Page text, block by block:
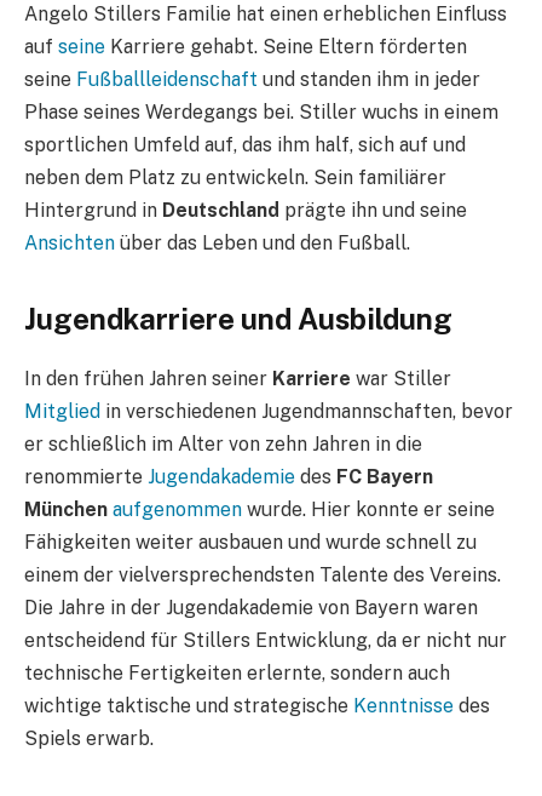
Angelo Stillers Familie hat einen erheblichen Einfluss
auf seine Karriere gehabt. Seine Eltern förderten
seine Fußballleidenschaft und standen ihm in jeder
Phase seines Werdegangs bei. Stiller wuchs in einem
sportlichen Umfeld auf, das ihm half, sich auf und
neben dem Platz zu entwickeln. Sein familiärer
Hintergrund in Deutschland prägte ihn und seine
Ansichten über das Leben und den Fußball.
Jugendkarriere und Ausbildung
In den frühen Jahren seiner Karriere war Stiller
Mitglied in verschiedenen Jugendmannschaften, bevor
er schließlich im Alter von zehn Jahren in die
renommierte Jugendakademie des FC Bayern
München aufgenommen wurde. Hier konnte er seine
Fähigkeiten weiter ausbauen und wurde schnell zu
einem der vielversprechendsten Talente des Vereins.
Die Jahre in der Jugendakademie von Bayern waren
entscheidend für Stillers Entwicklung, da er nicht nur
technische Fertigkeiten erlernte, sondern auch
wichtige taktische und strategische Kenntnisse des
Spiels erwarb.